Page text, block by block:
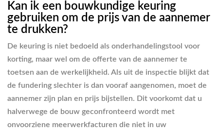
Kan ik een bouwkundige keuring
gebruiken om de prijs van de aannemer
te drukken?
De keuring is niet bedoeld als onderhandelingstool voor
korting, maar wel om de offerte van de aannemer te
toetsen aan de werkelijkheid. Als uit de inspectie blijkt dat
de fundering slechter is dan vooraf aangenomen, moet de
aannemer zijn plan en prijs bijstellen. Dit voorkomt dat u
halverwege de bouw geconfronteerd wordt met
onvoorziene meerwerkfacturen die niet in uw